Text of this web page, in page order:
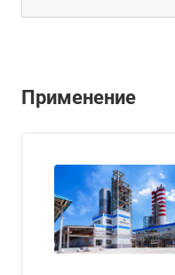
Применение